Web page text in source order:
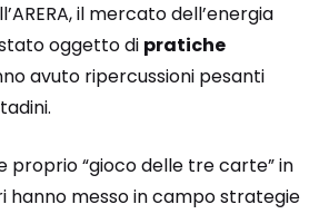
il mercato dell’energia
oggetto di pratiche
avuto ripercussioni pesanti
proprio “gioco delle tre carte” in
hanno messo in campo strategie